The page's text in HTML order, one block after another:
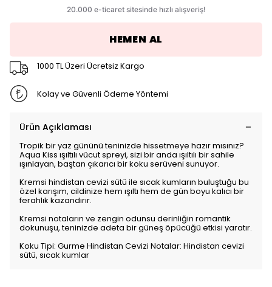
HEMEN AL
1000 TL Üzeri Ücretsiz Kargo
Kolay ve Güvenli Ödeme Yöntemi
Ürün Açıklaması
Tropik bir yaz gününü teninizde hissetmeye hazır mısınız?
Aqua Kiss ışıltılı vücut spreyi, sizi bir anda ışıltılı bir sahile
ışınlayan, baştan çıkarıcı bir koku serüveni sunuyor.
Kremsi hindistan cevizi sütü ile sıcak kumların buluştuğu bu
özel karışım, cildinize hem ışıltı hem de gün boyu kalıcı bir
ferahlık kazandırır.
Kremsi notaların ve zengin odunsu derinliğin romantik
dokunuşu, teninizde adeta bir güneş öpücüğü etkisi yaratır.
Koku Tipi: Gurme Hindistan Cevizi Notalar: Hindistan cevizi
sütü, sıcak kumlar